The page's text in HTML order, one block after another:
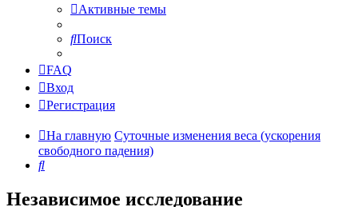
Активные темы
Поиск
FAQ
Вход
Регистрация
На главную Суточные изменения веса (ускорения
свободного падения)
Поиск
Независимое исследование